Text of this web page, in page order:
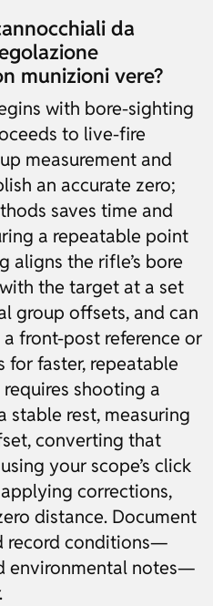
da
munizioni vere?
with bore-sighting
to live-fire
measurement and
an accurate zero;
saves time and
a repeatable point
aligns the rifle’s bore
the target at a set
group offsets, and can
front-post reference or
for faster, repeatable
shooting a
stable rest, measuring
converting that
your scope’s click
corrections,
distance. Document
record conditions—
environmental notes—